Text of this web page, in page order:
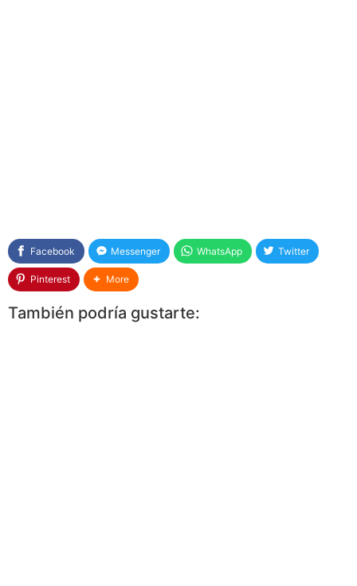
Facebook Messenger WhatsApp Twitter
Pinterest More
También podría gustarte: